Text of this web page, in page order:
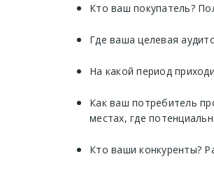
Кто ваш покупатель?
Где ваша целевая
На какой период
Как ваш потребитель
местах, где
Кто ваши конкуренты?